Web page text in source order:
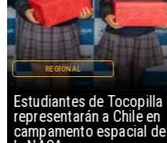
Estudiantes de Tocopilla
representarán a Chile en
campamento espacial de
REGIONAL